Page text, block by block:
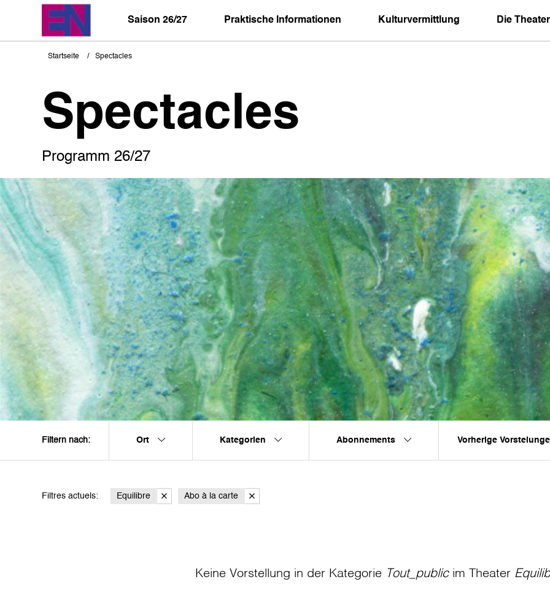
Saison 26/27 Praktische Informationen Kulturvermittlung Die Theater
Pfadnavigation
Startseite Spectacles
Spectacles
Programm 26/27
Filtern nach: Ort Kategorien Abonnements Vorherige
Filtres actuels: Equilibre Abo à la carte
Keine Vorstellung in der Kategorie Tout_publicim Theater